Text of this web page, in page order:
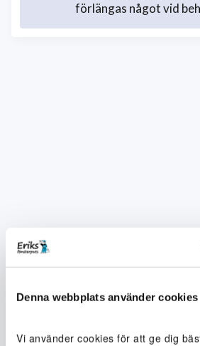
Denna webbplats använder cookies
Vi använder cookies för att ge dig
förlängas något vid